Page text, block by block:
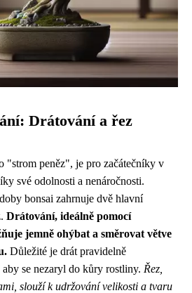
Drátování a řez
"strom peněz", je pro začátečníky v
své odolnosti a nenáročnosti.
bonsai zahrnuje dvě hlavní
Drátování, ideálně pomocí
jemně ohýbat a směrovat větve
Důležité je drát pravidelně
se nezaryl do kůry rostliny. Řez,
slouží k udržování velikosti a tvaru